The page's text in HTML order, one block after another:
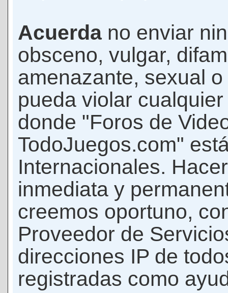
Acuerda no enviar
obsceno, vulgar,
amenazante, sexual
pueda violar
donde "Foros de
TodoJuegos.com"
Internacionales.
inmediata y
creemos oportuno,
Proveedor de
direcciones IP de
registradas como